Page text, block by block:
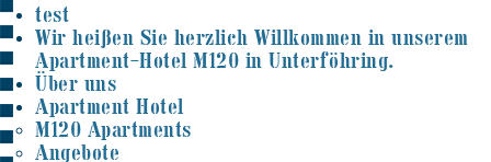
test
Wir heißen Sie herzlich Willkommen in unserem
Apartment-Hotel M120 in Unterföhring.
Über uns
Apartment Hotel
M120 Apartments
Angebote